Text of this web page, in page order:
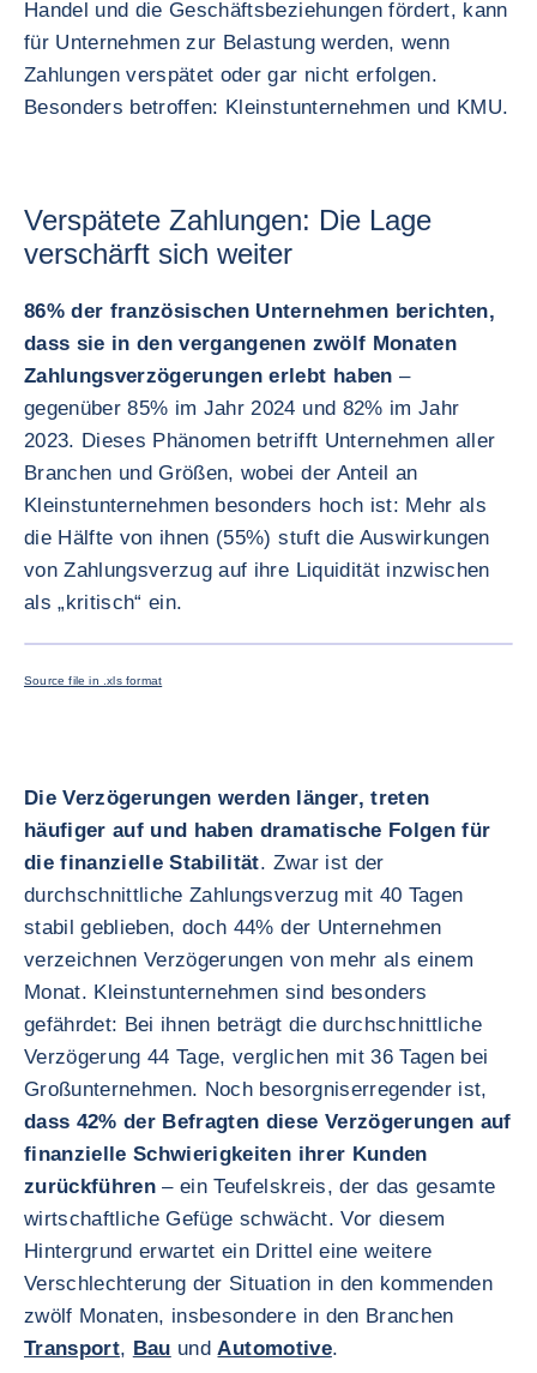
Handel und die Geschäftsbeziehungen fördert, kann
für Unternehmen zur Belastung werden, wenn
Zahlungen verspätet oder gar nicht erfolgen.
Besonders betroffen: Kleinstunternehmen und KMU.
Verspätete Zahlungen: Die Lage
verschärft sich weiter
86% der französischen Unternehmen berichten,
dass sie in den vergangenen zwölf Monaten
Zahlungsverzögerungen erlebt haben –
gegenüber 85% im Jahr 2024 und 82% im Jahr
2023. Dieses Phänomen betrifft Unternehmen aller
Branchen und Größen, wobei der Anteil an
Kleinstunternehmen besonders hoch ist: Mehr als
die Hälfte von ihnen (55%) stuft die Auswirkungen
von Zahlungsverzug auf ihre Liquidität inzwischen
als „kritisch“ ein.
Source file in .xls format
Die Verzögerungen werden länger, treten
häufiger auf und haben dramatische Folgen für
die finanzielle Stabilität. Zwar ist der
durchschnittliche Zahlungsverzug mit 40 Tagen
stabil geblieben, doch 44% der Unternehmen
verzeichnen Verzögerungen von mehr als einem
Monat. Kleinstunternehmen sind besonders
gefährdet: Bei ihnen beträgt die durchschnittliche
Verzögerung 44 Tage, verglichen mit 36 Tagen bei
Großunternehmen. Noch besorgniserregender ist,
dass 42% der Befragten diese Verzögerungen auf
finanzielle Schwierigkeiten ihrer Kunden
zurückführen – ein Teufelskreis, der das gesamte
wirtschaftliche Gefüge schwächt. Vor diesem
Hintergrund erwartet ein Drittel eine weitere
Verschlechterung der Situation in den kommenden
zwölf Monaten, insbesondere in den Branchen
Transport, Bau undAutomotive.